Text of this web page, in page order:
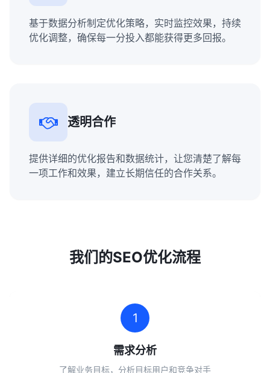
基于数据分析制定优化策略，实时监控效果，持续
优化调整，确保每一分投入都能获得更多回报。
透明合作
提供详细的优化报告和数据统计，让您清楚了解每
一项工作和效果，建立长期信任的合作关系。
我们的SEO优化流程
1
需求分析
了解业务目标，分析目标用户和竞争对手